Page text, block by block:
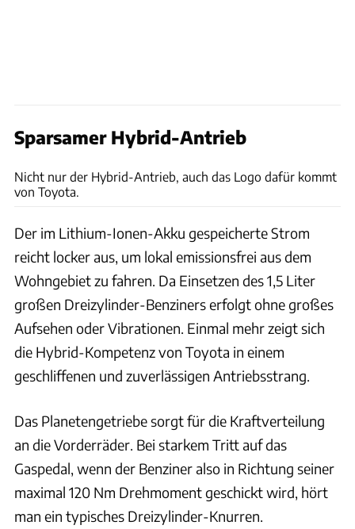
Sparsamer Hybrid-Antrieb
Nicht nur der Hybrid-Antrieb, auch das Logo dafür kommt
von Toyota.
Der im Lithium-Ionen-Akku gespeicherte Strom
reicht locker aus, um lokal emissionsfrei aus dem
Wohngebiet zu fahren. Da Einsetzen des 1,5 Liter
großen Dreizylinder-Benziners erfolgt ohne großes
Aufsehen oder Vibrationen. Einmal mehr zeigt sich
die Hybrid-Kompetenz von Toyota in einem
geschliffenen und zuverlässigen Antriebsstrang.
Das Planetengetriebe sorgt für die Kraftverteilung
an die Vorderräder. Bei starkem Tritt auf das
Gaspedal, wenn der Benziner also in Richtung seiner
maximal 120 Nm Drehmoment geschickt wird, hört
man ein typisches Dreizylinder-Knurren.